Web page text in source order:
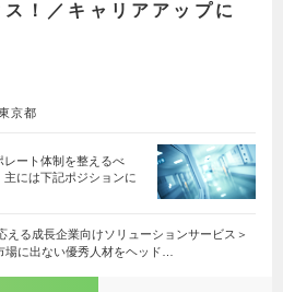
！／キャリアアップに
京都
レート体制を整えるべ
主には下記ポジションに
える成長企業向けソリューションサービス＞
に出ない優秀人材をヘッド…